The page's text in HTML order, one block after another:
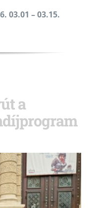
03.01 – 03.15.
a